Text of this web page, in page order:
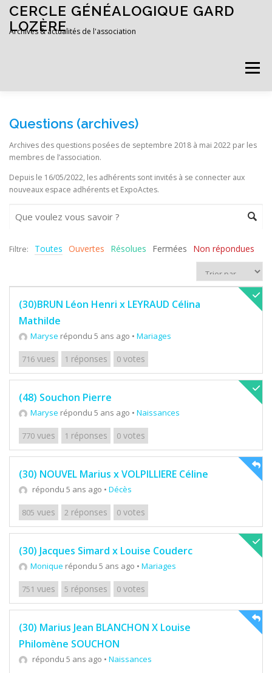
Aller au contenu
CERCLE GÉNÉALOGIQUE GARD
LOZÈRE
Archives & actualités de l'association
Menu
Questions (archives)
Archives des questions posées de septembre 2018 à mai 2022 par les
membres de l’association.
Depuis le 16/05/2022, les adhérents sont invités à se connecter aux
nouveaux espace adhérents et ExpoActes.
Filtre: Toutes Ouvertes Résolues Fermées Non répondues
(30)BRUN Léon Henri x LEYRAUD Célina
Mathilde
Maryse répondu 5 ans ago • Mariages
716 vues 1 réponses 0 votes
(48) Souchon Pierre
Maryse répondu 5 ans ago • Naissances
770 vues 1 réponses 0 votes
(30) NOUVEL Marius x VOLPILLIERE Céline
répondu 5 ans ago • Décès
805 vues 2 réponses 0 votes
(30) Jacques Simard x Louise Couderc
Monique répondu 5 ans ago • Mariages
751 vues 5 réponses 0 votes
(30) Marius Jean BLANCHON X Louise
Philomène SOUCHON
répondu 5 ans ago • Naissances